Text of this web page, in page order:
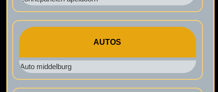
AUTOS
Auto middelburg